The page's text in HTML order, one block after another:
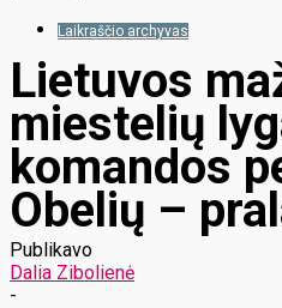
Laikraščio archyvas
Lietuvos
miestelių
komandos
Obelių –
Publikavo
Dalia Zibolienė
-